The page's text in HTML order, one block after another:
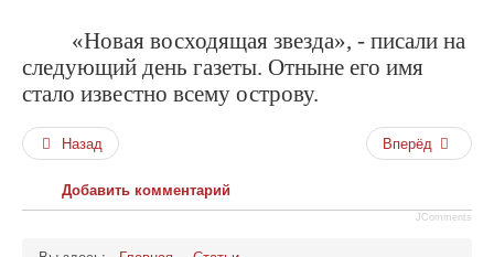
«Новая восходящая звезда», - писали на
следующий день газеты. Отныне его имя
стало известно всему острову.
Назад Вперёд
Добавить комментарий
JComments